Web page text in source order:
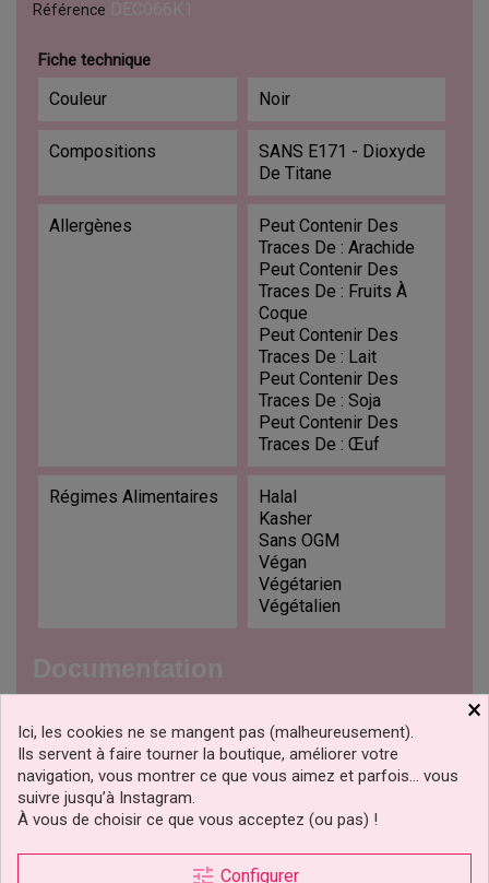
Référence
Fiche technique
Couleur Noir
Compositions
SANS E171 - Dioxyde
De Titane
Allergènes
Peut Contenir Des
Traces De : Arachide
Peut Contenir Des
Traces De : Fruits À
Coque
Peut Contenir Des
Traces De : Lait
Peut Contenir Des
Traces De : Soja
Peut Contenir Des
Traces De : Œuf
Régimes Alimentaires
Halal
Kasher
Sans OGM
Végan
Végétarien
Végétalien
TÉLÉCHARGEMENT
KOSHERKosaracino2024
KOSHERKosaracino2024_fr
Téléchargement (1.51M)
HALALCERTIFICATE2024_fr
×
Ici, les cookies ne se mangent pas (malheureusement).
Ils servent à faire tourner la boutique, améliorer votre
navigation, vous montrer ce que vous aimez et parfois… vous
suivre jusqu’à Instagram.
À vous de choisir ce que vous acceptez (ou pas) !
tune Configurer